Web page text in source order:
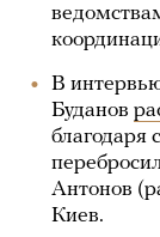
В
Буданов
благодаря
Антонов
Киев.